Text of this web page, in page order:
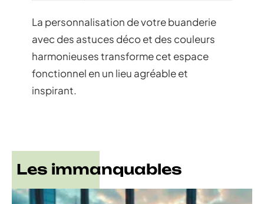
La personnalisation de votre buanderie
avec des astuces déco et des couleurs
harmonieuses transforme cet espace
fonctionnel en un lieu agréable et
inspirant.
Les immanquables